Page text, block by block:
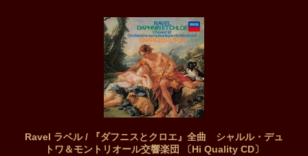
Ravel ラベル / 『ダフニスとクロエ』全曲 シャルル・デュ
トワ＆モントリオール交響楽団 〔Hi Quality CD〕